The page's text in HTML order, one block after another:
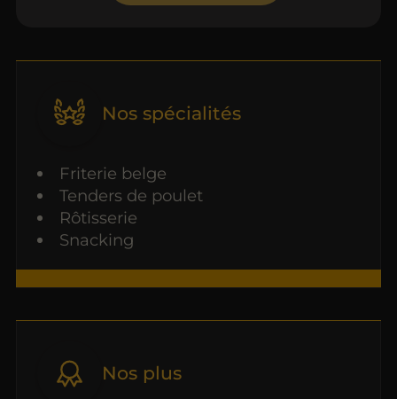
Nos spécialités
Friterie belge
Tenders de poulet
Rôtisserie
Snacking
Nos plus